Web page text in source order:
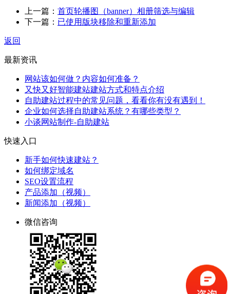
上一篇： 首页轮播图（banner）相册筛选与编辑
下一篇： 已使用版块移除和重新添加
返回
最新资讯
网站该如何做？内容如何准备？
又快又好智能建站建站方式和特点介绍
自助建站过程中的常见问题，看看你有没有遇到！
企业如何选择自助建站系统？有哪些类型？
小谈网站制作-自助建站
快速入口
新手如何快速建站？
如何绑定域名
SEO设置流程
产品添加（视频）
新闻添加（视频）
微信咨询